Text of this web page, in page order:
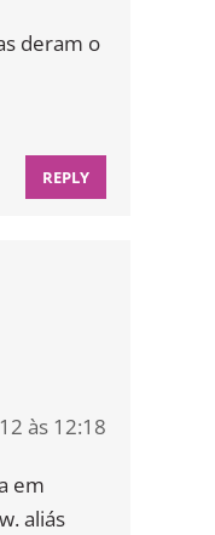
deram o
REPLY
às 12:18
em
aliás